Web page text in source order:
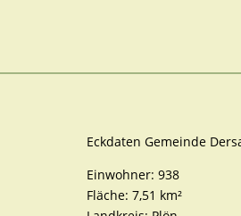
Eckdaten Gemeinde
Einwohner: 938
Fläche: 7,51 km²